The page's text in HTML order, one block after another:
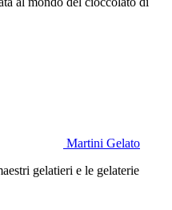
Martini Gelato
gelatieri e le gelaterie